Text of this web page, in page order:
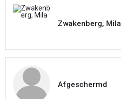
Zwakenberg, Mila
Afgeschermd